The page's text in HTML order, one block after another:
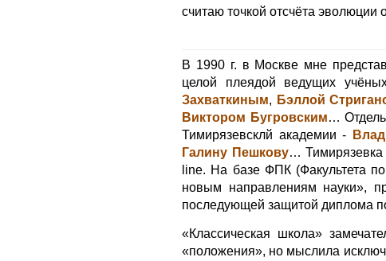
считаю точкой отсчёта эволюции
В 1990 г. в Москве мне
целой плеядой ведущих
Захваткиным, Бэллой
Виктором Бугровским…
Тимирязевсклй академии -
Галину Пешкову… Тимирязевка
line. На базе ФПК (Факультета
новым направлениям науки»,
последующей защитой диплома
«Классическая школа»
«положения», но мыслила